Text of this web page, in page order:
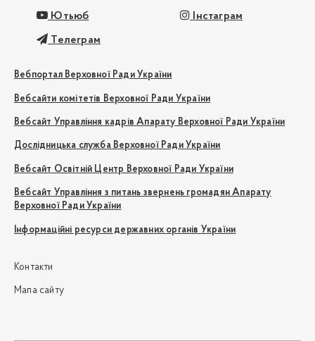
Ютьюб Інстаграм
Телеграм
Вебпортал Верховної Ради України
Вебсайти комітетів Верховної Ради України
Вебсайт Управління кадрів Апарату Верховної Ради України
Дослідницька служба Верховної Ради України
Вебсайт Освітній Центр Верховної Ради України
Вебсайт Управління з питань звернень громадян Апарату
Верховної Ради України
Інформаційні ресурси державних органів України
Контакти
Мапа сайту